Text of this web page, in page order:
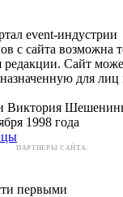
event-индустрии
с сайта возможна
редакции. Сайт
для лиц
Виктория
1998 года
ПАРТНЕРЫ САЙТА:
первыми